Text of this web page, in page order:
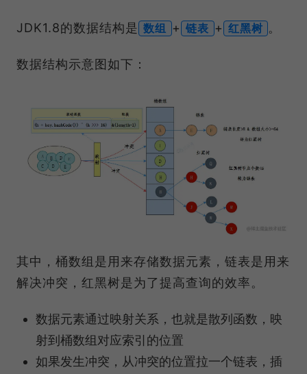
JDK1.8的数据结构是 数组 + 链表 + 红黑树 。
数据结构示意图如下：
其中，桶数组是用来存储数据元素，链表是用来
解决冲突，红黑树是为了提高查询的效率。
数据元素通过映射关系，也就是散列函数，映
射到桶数组对应索引的位置
如果发生冲突，从冲突的位置拉一个链表，插